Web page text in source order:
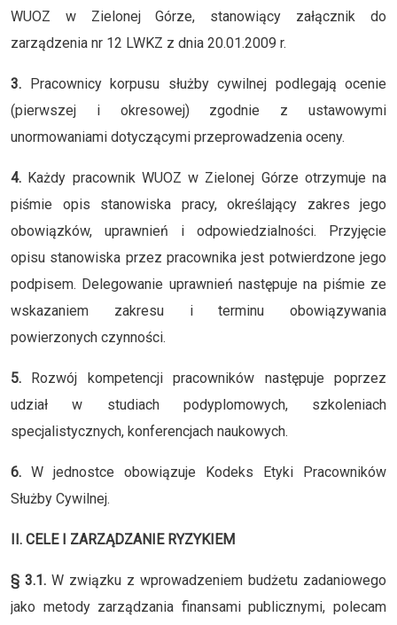
WUOZ w Zielonej Górze, stanowiący załącznik do
zarządzenia nr 12 LWKZ z dnia 20.01.2009 r.
3. Pracownicy korpusu służby cywilnej podlegają ocenie
(pierwszej i okresowej) zgodnie z ustawowymi
unormowaniami dotyczącymi przeprowadzenia oceny.
4. Każdy pracownik WUOZ w Zielonej Górze otrzymuje na
piśmie opis stanowiska pracy, określający zakres jego
obowiązków, uprawnień i odpowiedzialności. Przyjęcie
opisu stanowiska przez pracownika jest potwierdzone jego
podpisem. Delegowanie uprawnień następuje na piśmie ze
wskazaniem zakresu i terminu obowiązywania
powierzonych czynności.
5. Rozwój kompetencji pracowników następuje poprzez
udział w studiach podyplomowych, szkoleniach
specjalistycznych, konferencjach naukowych.
6. W jednostce obowiązuje Kodeks Etyki Pracowników
Służby Cywilnej.
II. CELE I ZARZĄDZANIE RYZYKIEM
§ 3.1. W związku z wprowadzeniem budżetu zadaniowego
jako metody zarządzania finansami publicznymi, polecam